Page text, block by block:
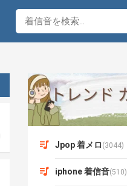
Jpop 着メロ (3044)
iphone 着信音(510)